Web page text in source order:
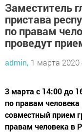
Заместитель
пристава
по правам
проведут
admin, 1 марта 2020
3 марта с 14:00 до
по правам человека
совместный прием
правам человека в